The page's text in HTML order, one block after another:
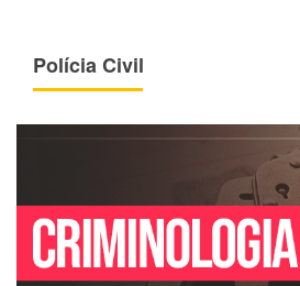
Polícia Civil